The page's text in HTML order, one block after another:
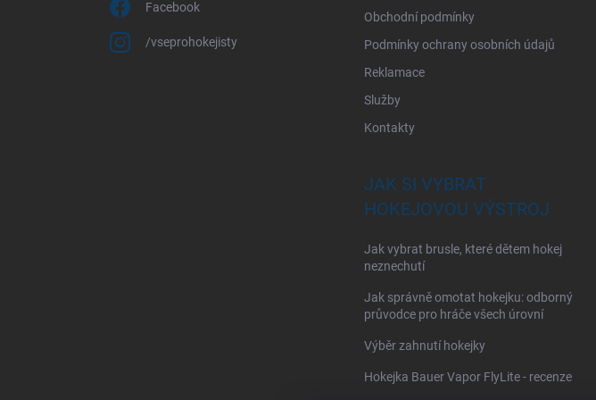
Facebook
/vseprohokejisty
Obchodní podmínky
Podmínky ochrany osobních údajů
Reklamace
Služby
Kontakty
JAK SI VYBRAT
HOKEJOVOU VÝSTROJ
Jak vybrat brusle, které dětem hokej
neznechutí
Jak správně omotat hokejku: odborný
průvodce pro hráče všech úrovní
Výběr zahnutí hokejky
Hokejka Bauer Vapor FlyLite - recenze